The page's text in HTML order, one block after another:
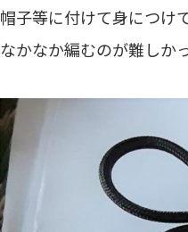
帽子等に付けて身につけ
なかなか編むのが難しか